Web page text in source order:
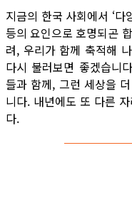
지금의 한국 사회에서 ‘다
등의 요인으로 호명되곤
려, 우리가 함께 축적해
다시 불러보면 좋겠습니
들과 함께, 그런 세상을
니다. 내년에도 또 다른
다.